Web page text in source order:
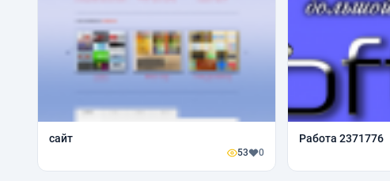
cайт
53 0
Работа 2371776